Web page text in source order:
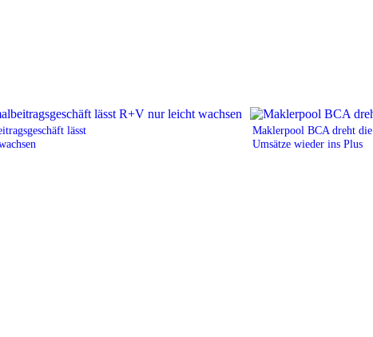
lässt
Maklerpool BCA dreht die
Umsätze wieder ins Plus